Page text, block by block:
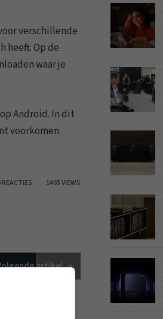
verschillende
heeft. Op de
waar je
Android. In dit
voorkomen.
REACTIES 1465 VIEWS
artikel